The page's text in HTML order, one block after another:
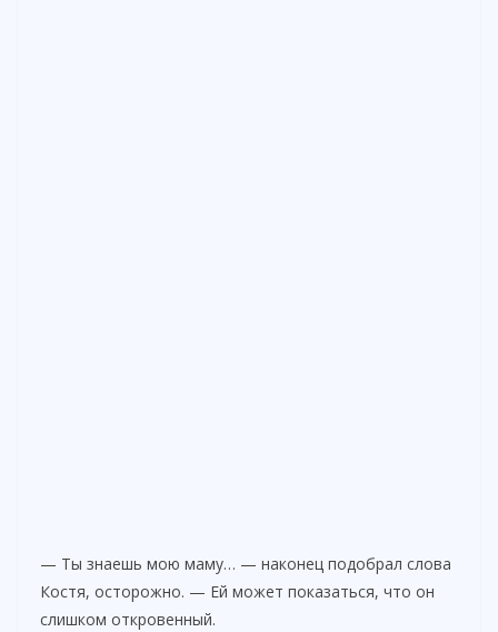
— Ты знаешь мою маму… — наконец подобрал слова
Костя, осторожно. — Ей может показаться, что он
слишком откровенный.